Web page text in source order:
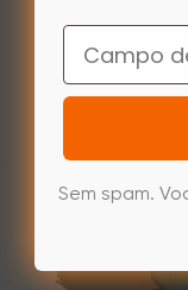
Email
Sem spam.